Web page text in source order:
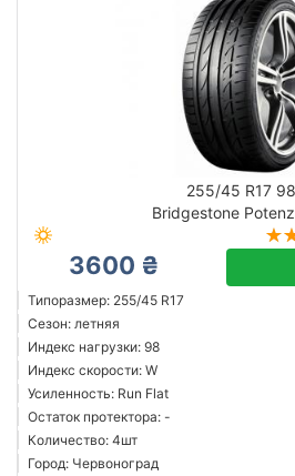
255/45 R17
Bridgestone
3600 ₴
Типоразмер: 255/45 R17
Сезон: летняя
Индекс нагрузки: 98
Индекс скорости: W
Усиленность: Run Flat
Остаток протектора: -
Количество: 4шт
Город: Червоноград